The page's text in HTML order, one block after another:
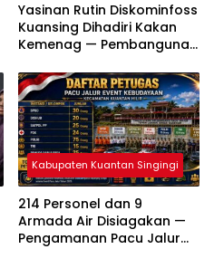
Yasinan Rutin Diskominfoss
Kuansing Dihadiri Kakan
Kemenag — Pembangunan
Kabupaten Kuantan Singingi
214 Personel dan 9
Armada Air Disiagakan —
Pengamanan Pacu Jalur